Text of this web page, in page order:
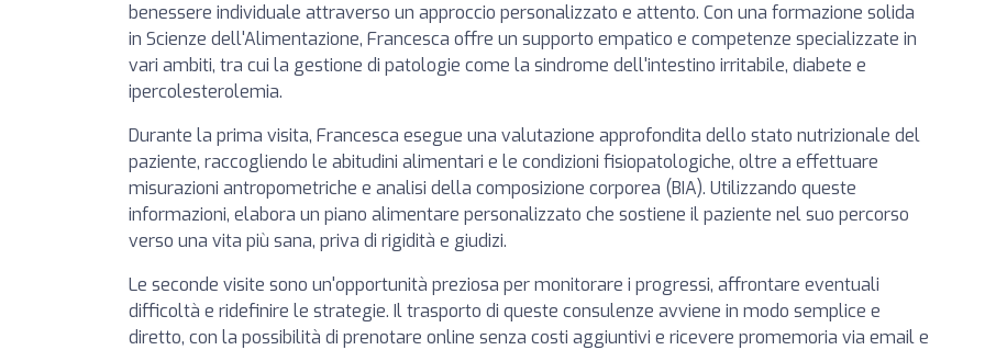
benessere individuale attraverso un approccio personalizzato e attento. Con una formazione solida
in Scienze dell'Alimentazione, Francesca offre un supporto empatico e competenze specializzate in
vari ambiti, tra cui la gestione di patologie come la sindrome dell'intestino irritabile, diabete e
ipercolesterolemia.
Durante la prima visita, Francesca esegue una valutazione approfondita dello stato nutrizionale del
paziente, raccogliendo le abitudini alimentari e le condizioni fisiopatologiche, oltre a effettuare
misurazioni antropometriche e analisi della composizione corporea (BIA). Utilizzando queste
informazioni, elabora un piano alimentare personalizzato che sostiene il paziente nel suo percorso
verso una vita più sana, priva di rigidità e giudizi.
Le seconde visite sono un'opportunità preziosa per monitorare i progressi, affrontare eventuali
difficoltà e ridefinire le strategie. Il trasporto di queste consulenze avviene in modo semplice e
diretto, con la possibilità di prenotare online senza costi aggiuntivi e ricevere promemoria via email e